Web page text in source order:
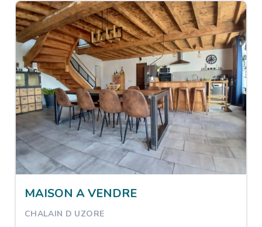
MAISON A VENDRE
CHALAIN D UZORE